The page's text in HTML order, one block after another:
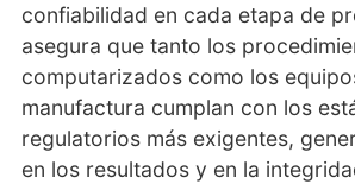
confiabilidad en cada etapa de
asegura que tanto los
computarizados como los
manufactura cumplan con los
regulatorios más exigentes,
en los resultados y en la